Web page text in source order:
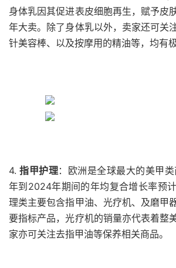
身体乳因其促进表皮细胞再生，赋予皮
年大卖。除了身体乳以外，卖家还可关
针美容棒、以及按摩用的精油等，均有
4.指甲护理：欧洲是全球最大的美甲
年到2024年期间的年均复合增长率预
理类主要包含指甲油、光疗机、及磨甲
要指标产品，光疗机的销量亦代表着整
家亦可关注去指甲油等保养相关商品。